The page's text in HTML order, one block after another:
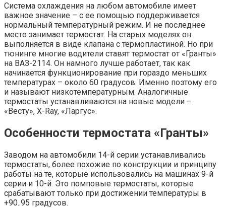
Система охлаждения на любом автомобиле имеет
важное значение – с ее помощью поддерживается
нормальный температурный режим. И не последнее
место занимает термостат. На старых моделях он
выполняется в виде клапана с термопластиной. Но при
тюнинге многие водители ставят термостат от «Гранты»
на ВАЗ-2114. Он намного лучше работает, так как
начинается функционирование при гораздо меньших
температурах – около 60 градусов. Именно поэтому его
и называют низкотемпературным. Аналогичные
термостаты устанавливаются на новые модели –
«Весту», X-Ray, «Ларгус».
Особенности термостата «Гранты»
Заводом на автомобили 14-й серии устанавливались
термостаты, более похожие по конструкции и принципу
работы на те, которые использовались на машинах 9-й
серии и 10-й. Это помповые термостаты, которые
срабатывают только при достижении температуры в
+90..95 градусов.